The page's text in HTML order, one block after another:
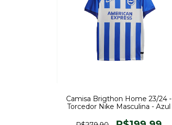
Camisa Brigthon Home 23/24 -
Torcedor Nike Masculina - Azul